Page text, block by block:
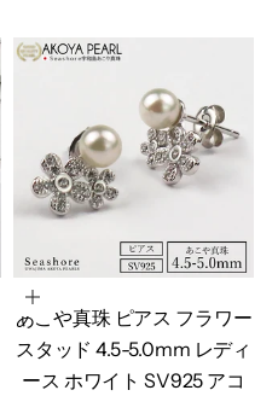
カートに追加
あこや真珠 ピアス フラワー
スタッド 4.5-5.0mm レディ
ース ホワイト SV925 アコ